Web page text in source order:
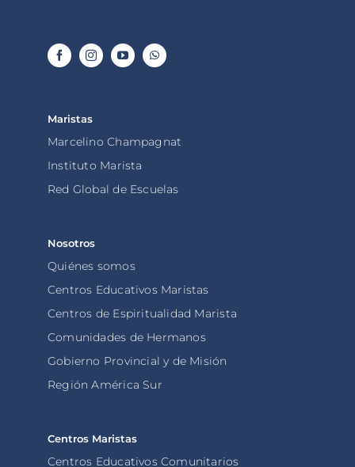
Maristas
Marcelino Champagnat
Instituto Marista
Red Global de Escuelas
Nosotros
Quiénes somos
Centros Educativos Maristas
Centros de Espiritualidad Marista
Comunidades de Hermanos
Gobierno Provincial y de Misión
Región América Sur
Centros Maristas
Centros Educativos Comunitarios